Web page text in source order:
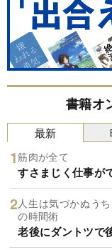
書籍オ
最新
筋肉が全て
すさまじく仕事が
人生は気づかぬう
の時間術
老後にダントツで